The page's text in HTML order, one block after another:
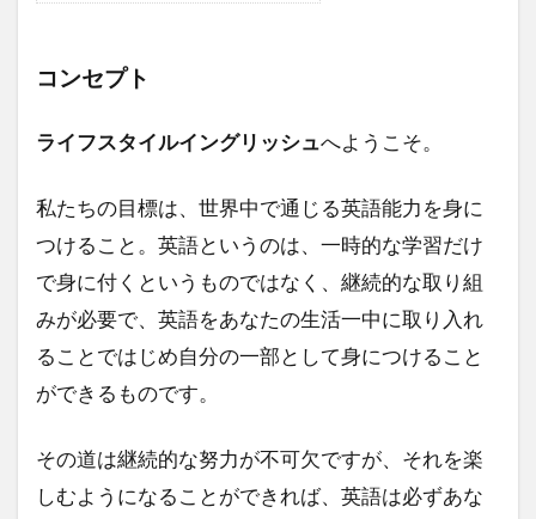
コンセプト
ライフスタイルイングリッシュへようこそ。
私たちの目標は、世界中で通じる英語能力を身に
つけること。英語というのは、一時的な学習だけ
で身に付くというものではなく、継続的な取り組
みが必要で、英語をあなたの生活一中に取り入れ
ることではじめ自分の一部として身につけること
ができるものです。
その道は継続的な努力が不可欠ですが、それを楽
しむようになることができれば、英語は必ずあな